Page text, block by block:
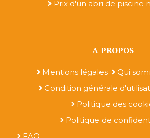
Prix d'un abri de piscine
A PROPOS
Mentions légales
Qui
Condition générale
Politique des
Politique de